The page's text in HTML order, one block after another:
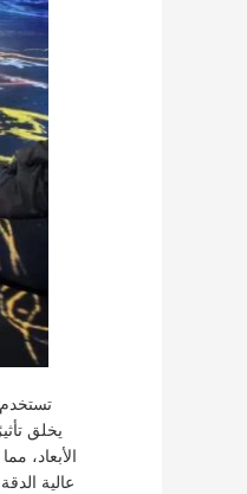
تستخدم
يخلق
الأبعاد،
عالية